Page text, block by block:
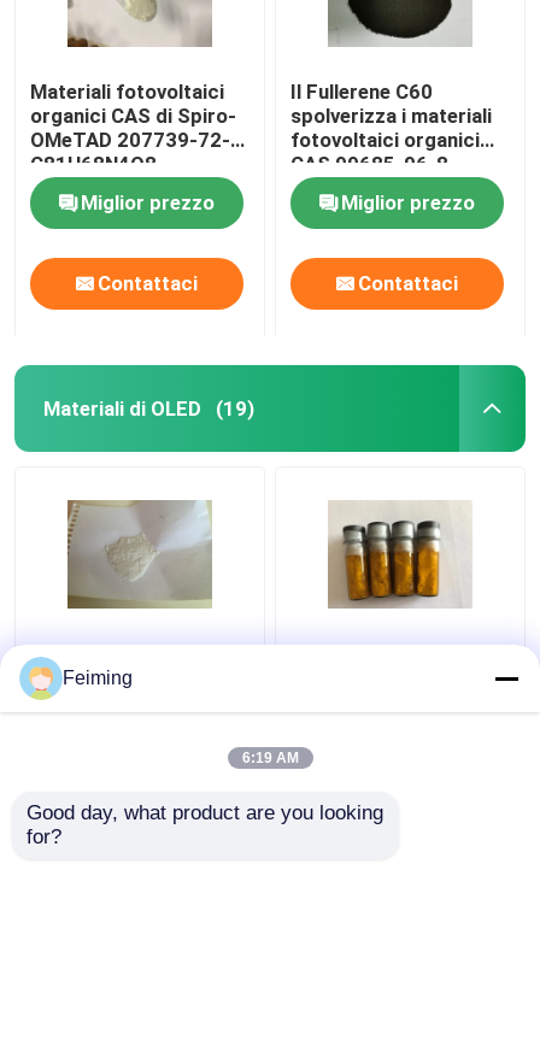
Materiali fotovoltaici
organici CAS di Spiro-
OMeTAD 207739-72-8
C81H68N4O8
Miglior prezzo
Contattaci
Il Fullerene C60
spolverizza i materiali
fotovoltaici organici
CAS 99685-96-8
Miglior prezzo
Contattaci
Materiali di OLED (19)
Il bianco dei materiali di
M-CBP OLED
spolverizza CAS
Iridio di Ir dei materiali
Feiming
6:19 AM
Good day, what product are you looking
for?